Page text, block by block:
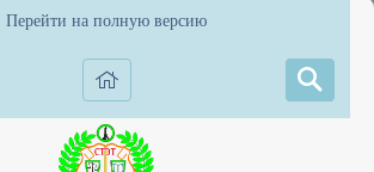
Перейти на полную версию